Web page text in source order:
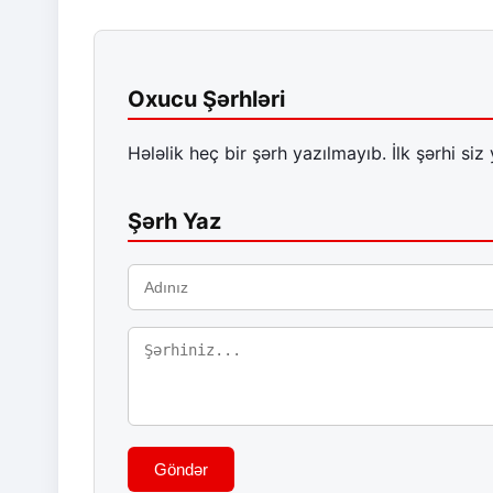
Oxucu Şərhləri
Hələlik heç bir şərh yazılmayıb. İlk şərhi siz
Şərh Yaz
Göndər